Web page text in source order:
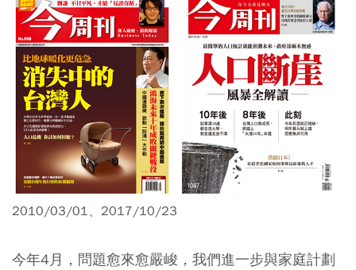
2010/03/01、2017/10/23
今年4月，問題愈來愈嚴峻，我們進一步與家庭計劃